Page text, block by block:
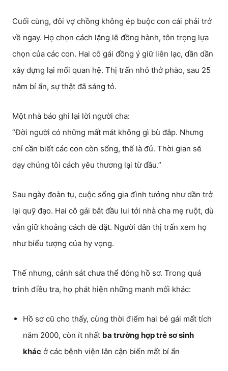
Cuối cùng, đôi vợ chồng không ép buộc con cái phải trở
về ngay. Họ chọn cách lặng lẽ đồng hành, tôn trọng lựa
chọn của các con. Hai cô gái đồng ý giữ liên lạc, dần dần
xây dựng lại mối quan hệ. Thị trấn nhỏ thở phào, sau 25
năm bí ẩn, sự thật đã sáng tỏ.
Một nhà báo ghi lại lời người cha:
“Đời người có những mất mát không gì bù đắp. Nhưng
chỉ cần biết các con còn sống, thế là đủ. Thời gian sẽ
dạy chúng tôi cách yêu thương lại từ đầu.”
Sau ngày đoàn tụ, cuộc sống gia đình tưởng như dần trở
lại quỹ đạo. Hai cô gái bắt đầu lui tới nhà cha mẹ ruột, dù
vẫn giữ khoảng cách dè dặt. Người dân thị trấn xem họ
như biểu tượng của hy vọng.
Thế nhưng, cảnh sát chưa thể đóng hồ sơ. Trong quá
trình điều tra, họ phát hiện những manh mối khác:
Hồ sơ cũ cho thấy, cùng thời điểm hai bé gái mất tích
năm 2000, còn ít nhất ba trường hợp trẻ sơ sinh
khác ở các bệnh viện lân cận biến mất bí ẩn